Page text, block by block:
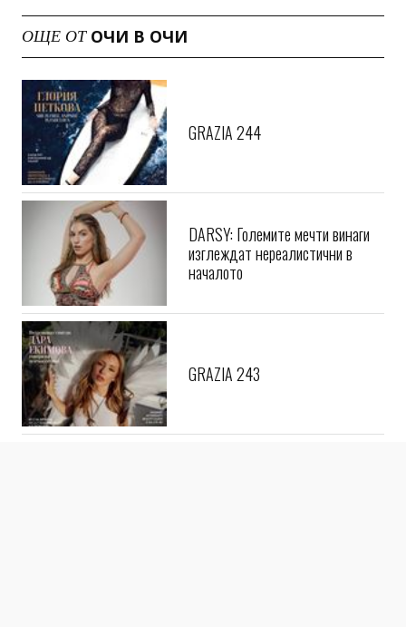
ОЩЕ ОТ ОЧИ В ОЧИ
GRAZIA 244
DARSY: Големите мечти винаги
изглеждат нереалистични в
началото
GRAZIA 243